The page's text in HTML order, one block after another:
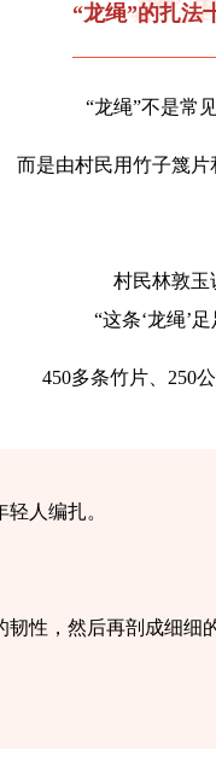
“龙绳”的扎法
“龙绳”不是常
而是由村民用竹子篾
村民林敦玉
“这条‘龙绳’
450多条竹片、250
人编扎。
性，然后再剖成细细